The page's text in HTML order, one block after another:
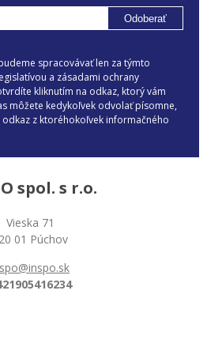
Odoberať
spracovávať len za týmto
a zásadami ochrany
kliknutím na odkaz, ktorý vám
môžete kedykoľvek odvolať písomne,
z ktoréhokoľvek informačného
spol. s r.o.
Vieska 71
01 Púchov